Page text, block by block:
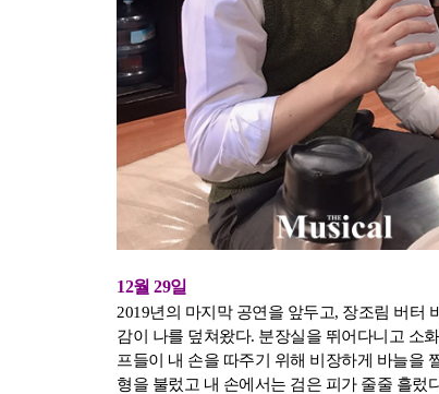
12월 29일
2019년의 마지막 공연을 앞두고, 장조림 버터
감이 나를 덮쳐왔다. 분장실을 뛰어다니고 소
프들이 내 손을 따주기 위해 비장하게 바늘을
형을 불렀고 내 손에서는 검은 피가 줄줄 흘렀